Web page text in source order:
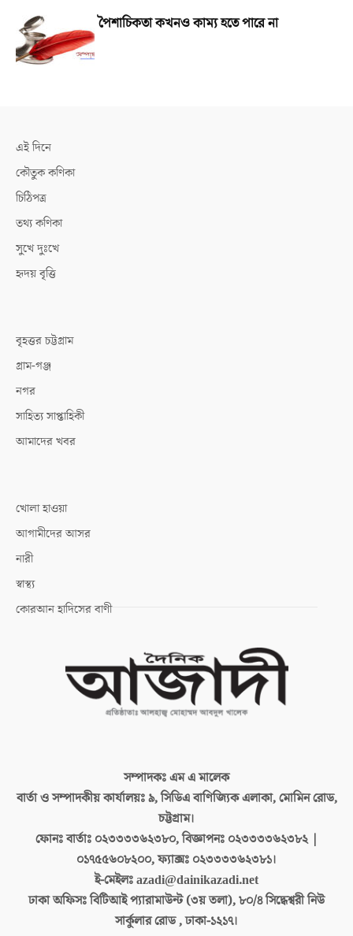
পৈশাচিকতা কখনও কাম্য হতে পারে না
এই দিনে
কৌতুক কণিকা
চিঠিপত্র
তথ্য কণিকা
সুখে দুঃখে
হৃদয় বৃত্তি
বৃহত্তর চট্টগ্রাম
গ্রাম-গঞ্জ
নগর
সাহিত্য সাপ্তাহিকী
আমাদের খবর
খোলা হাওয়া
আগামীদের আসর
নারী
স্বাস্থ্য
কোরআন হাদিসের বাণী
সম্পাদকঃএম এ মালেক
বার্তা ও সম্পাদকীয় কার্যালয়ঃ৯, সিডিএ বাণিজ্যিক এলাকা, মোমিন রোড,
চট্টগ্রাম।
ফোনঃ বার্তাঃ ০২৩৩৩৩৬২৩৮০, বিজ্ঞাপনঃ ০২৩৩৩৩৬২৩৮২ |
০১৭৫৫৬০৮২০০, ফ্যাক্সঃ ০২৩৩৩৩৬২৩৮১।
ই-মেইলঃazadi@dainikazadi.net
ঢাকা অফিসঃবিটিআই প্যারামাউন্ট (৩য় তলা), ৮০/৪ সিদ্ধেশ্বরী নিউ
সার্কুলার রোড , ঢাকা-১২১৭।